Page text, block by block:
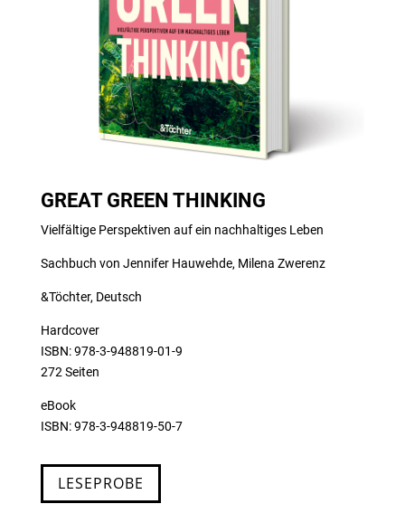
GREAT GREEN THINKING
Vielfältige Perspektiven auf ein nachhaltiges Leben
Sachbuch von Jennifer Hauwehde, Milena Zwerenz
&Töchter, Deutsch
Hardcover
ISBN: 978-3-948819-01-9
272 Seiten
eBook
ISBN: 978-3-948819-50-7
LESEPROBE